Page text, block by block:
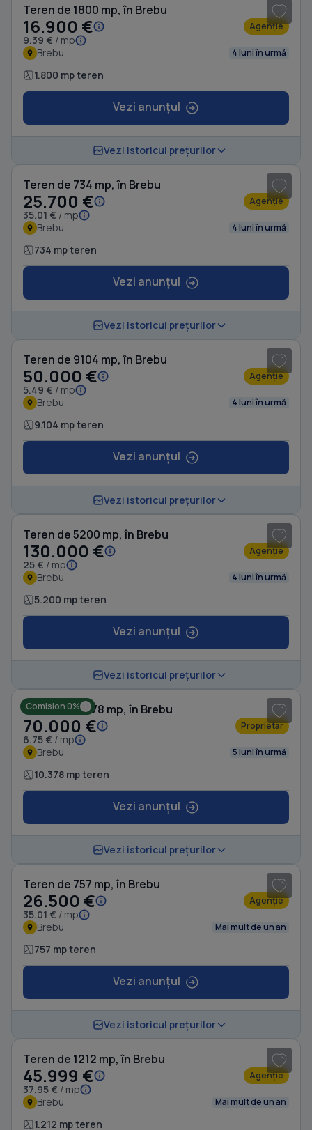
Teren de 1800 mp, în Brebu
16.900 €
9.39 € / mp
Agenție
Brebu 4 luni în urmă
1.800 mp teren
Vezi anunțul
Vezi istoricul prețurilor
Teren de 734 mp, în Brebu
25.700 €
35.01 € / mp
Agenție
Brebu 4 luni în urmă
734 mp teren
Vezi anunțul
Vezi istoricul prețurilor
Teren de 9104 mp, în Brebu
50.000 €
5.49 € / mp
Agenție
Brebu 4 luni în urmă
9.104 mp teren
Vezi anunțul
Vezi istoricul prețurilor
Teren de 5200 mp, în Brebu
130.000 €
25 € / mp
Agenție
Brebu 4 luni în urmă
5.200 mp teren
Vezi anunțul
Vezi istoricul prețurilor
Comision 0%
Teren de 10378 mp, în Brebu
70.000 €
6.75 € / mp
Proprietar
Brebu 5 luni în urmă
10.378 mp teren
Vezi anunțul
Vezi istoricul prețurilor
Teren de 757 mp, în Brebu
26.500 €
35.01 € / mp
Agenție
Brebu Mai mult de un an
757 mp teren
Vezi anunțul
Vezi istoricul prețurilor
Teren de 1212 mp, în Brebu
45.999 €
37.95 € / mp
Agenție
Brebu Mai mult de un an
1.212 mp teren